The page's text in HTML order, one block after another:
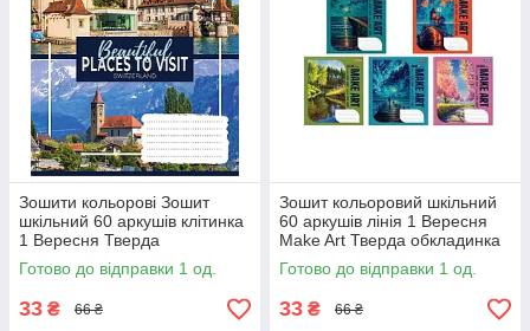
Зошити кольорові Зошит
шкільний 60 аркушів клітинка
1 Вересня Тверда
обкладинка Small towns
Готово до відправки 1 од.
33 ₴ 66 ₴
Зошит кольоровий шкільний
60 аркушів лінія 1 Вересня
Make Art Тверда обкладинка
766751
Готово до відправки 1 од.
33 ₴ 66 ₴